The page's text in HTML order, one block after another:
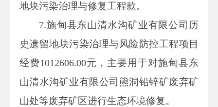
地块污染治理与修复工程款。
7.施甸县东山清水沟矿业有限公司历
史遗留地块污染治理与风险防控工程项目
经费1012606.00元，主要用于对施甸县东
山清水沟矿业有限公司熊洞铅锌矿废弃矿
山处等废弃矿区进行生态环境修复。